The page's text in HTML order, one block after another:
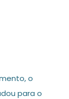
o
para o